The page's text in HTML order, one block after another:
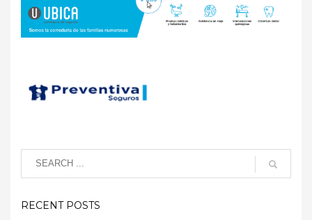
RECENT POSTS